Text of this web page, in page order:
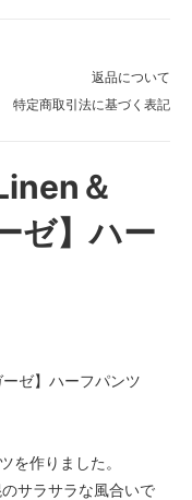
返品について
特定商取引法に基づく表記
＆
ゼ】ハー
ゼ】ハーフパンツ
を作りました。
サラサラな風合いで